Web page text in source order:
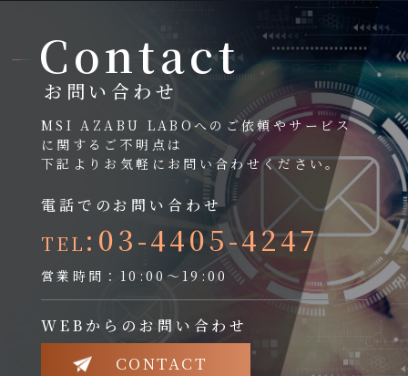
Contact
お問い合わせ
MSI AZABU LABOへのご依頼やサービス
に関するご不明点は
下記よりお気軽にお問い合わせください。
電話でのお問い合わせ
TEL :03-4405-4247
営業時間：10:00～19:00
WEBからのお問い合わせ
CONTACT